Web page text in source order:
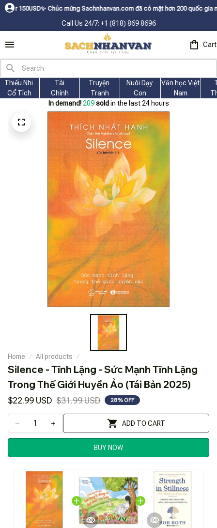
ㅤ✨Chúc mừng Sachnhanvan.com đã có mặt hơn 200 quốc gia như Mỹ,
Call Us 24/7: +1 (818) 869 8696
Cart
Thiếu Nhi
Cổ Tích
Tài
Chính
Truyện
Tranh
Nuôi Dạy
Con
Văn học Việt
Nam
In demand! 209 sold in the last 24 hours
Home All products
Silence - Tĩnh Lặng - Sức Mạnh Tĩnh Lặng
Trong Thế Giới Huyền Ảo (Tái Bản 2025)
$22.99 USD $31.99 USD 28% OFF
ADD TO CART
BUY NOW